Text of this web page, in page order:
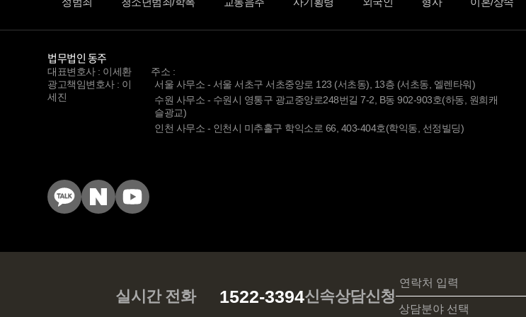
실시간 전화 1522-3394신속상담신청
법무법인 동주
대표변호사 : 이세환
광고책임변호사 : 이
세진
주소 :
서울 사무소 - 서울 서초구 서초중앙로 123 (서초동), 13층 (서초동, 엘렌타워)
수원 사무소 - 수원시 영통구 광교중앙로248번길 7-2, B동 902-903호(하동, 원희캐
슬광교)
인천 사무소 - 인천시 미추홀구 학익소로 66, 403-404호(학익동, 선정빌딩)
KakaoTalkNaver
Blog
YouTube